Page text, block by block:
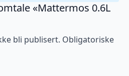
«Mattermos 0.6L
bli publisert. Obligatoriske